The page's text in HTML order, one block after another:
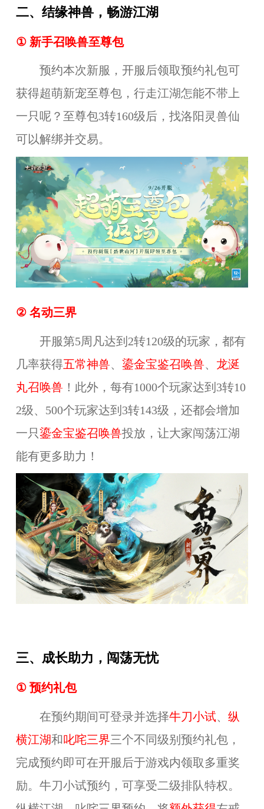
二、结缘神兽，畅游江湖
① 新手召唤兽至尊包
预约本次新服，开服后领取预约礼包可
获得超萌新宠至尊包，行走江湖怎能不带上
一只呢？ 至尊包3转160级后，找洛阳灵兽仙
可以解绑并交易。
② 名动三界
开服第5周凡达到2转120级的玩家，都有
几率获得五常神兽、 鎏金宝鉴召唤兽、 龙涎
丸召唤兽 ！此外，每有1000个玩家达到3转10
2级、500个玩家达到3转143级，还都会增加
一只鎏金宝鉴召唤兽投放，让大家闯荡江湖
能有更多助力！
三、成长助力，闯荡无忧
① 预约礼包
在预约期间可登录并选择牛刀小试、 纵
横江湖和叱咤三界三个不同级别预约礼包，
完成预约即可在开服后于游戏内领取多重奖
励。牛刀小试预约，可享受二级排队特权。